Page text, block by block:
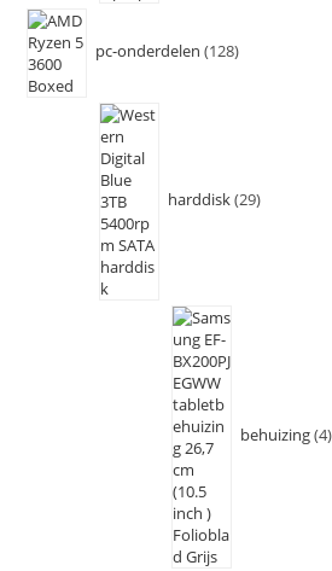
pc-onderdelen 128
harddisk 29
behuizing 4